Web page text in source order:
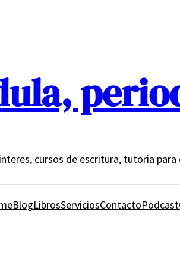
cursos de escritura, tutoria
BlogLibrosServiciosContactoPodcast